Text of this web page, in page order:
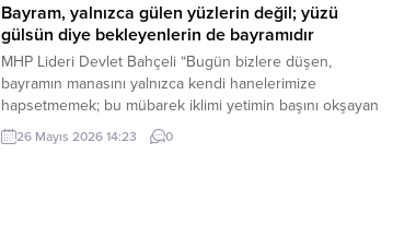
Bayram, yalnızca gülen yüzlerin değil; yüzü
gülsün diye bekleyenlerin de bayramıdır
MHP Lideri Devlet Bahçeli “Bugün bizlere düşen,
bayramın manasını yalnızca kendi hanelerimize
hapsetmemek; bu mübarek iklimi yetimin başını okşayan
ele, yoksulun sofrasına uzanan lokmaya, yaşlının duasını
alan güler yüze, yalnızın kapısını çalan muhabbete
26 Mayıs 2026 14:23 0